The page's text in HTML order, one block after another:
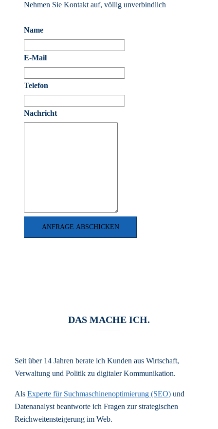
Nehmen Sie Kontakt auf, völlig unverbindlich
Name
E-Mail
Telefon
Nachricht
ANFRAGE ABSCHICKEN
DAS MACHE ICH.
Seit über 14 Jahren berate ich Kunden aus Wirtschaft,
Verwaltung und Politik zu digitaler Kommunikation.
Als Experte für Suchmaschinenoptimierung (SEO) und
Datenanalyst beantworte ich Fragen zur strategischen
Reichweitensteigerung im Web.